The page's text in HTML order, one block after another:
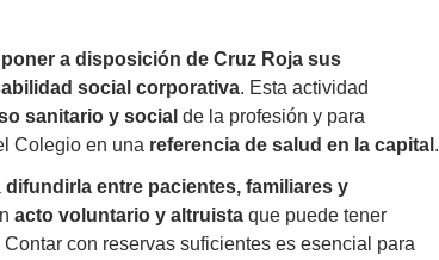
poner a disposición de Cruz Roja sus
social corporativa. Esta actividad
sanitario y social de la profesión y para
Colegio en una referencia de salud en la capital .
difundirla entre pacientes, familiares y
acto voluntario y altruistaque puede tener
Contar con reservas suficientes es esencial para